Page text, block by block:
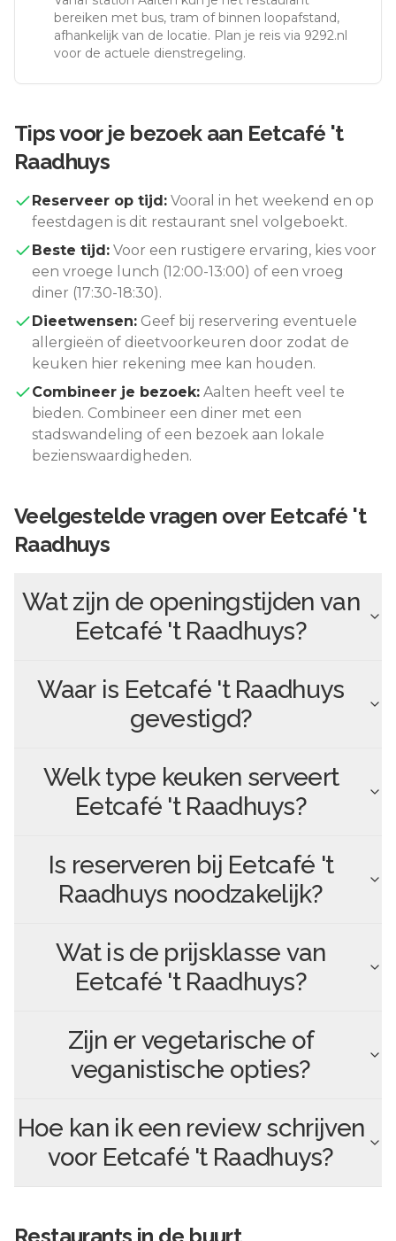
bereiken met bus, tram of binnen loopafstand,
afhankelijk van de locatie. Plan je reis via 9292.nl
voor de actuele dienstregeling.
Tips voor je bezoek aan Eetcafé 't
Raadhuys
Reserveer op tijd: Vooral in het weekend en op
feestdagen is dit restaurant snel volgeboekt.
Beste tijd: Voor een rustigere ervaring, kies voor
een vroege lunch (12:00-13:00) of een vroeg
diner (17:30-18:30).
Dieetwensen: Geef bij reservering eventuele
allergieën of dieetvoorkeuren door zodat de
keuken hier rekening mee kan houden.
Combineer je bezoek: Aalten heeft veel te
bieden. Combineer een diner met een
stadswandeling of een bezoek aan lokale
bezienswaardigheden.
Veelgestelde vragen over Eetcafé 't
Raadhuys
Wat zijn de openingstijden van
Eetcafé 't Raadhuys?
Waar is Eetcafé 't Raadhuys
gevestigd?
Welk type keuken serveert
Eetcafé 't Raadhuys?
Is reserveren bij Eetcafé 't
Raadhuys noodzakelijk?
Wat is de prijsklasse van
Eetcafé 't Raadhuys?
Zijn er vegetarische of
veganistische opties?
Hoe kan ik een review schrijven
voor Eetcafé 't Raadhuys?
Restaurants in de buurt